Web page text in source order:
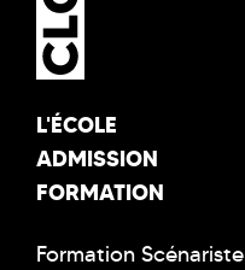
L'ÉCOLE
ADMISSION
FORMATION
Formation Scénariste